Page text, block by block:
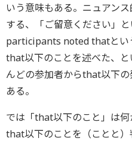
いう意味もある。ニュアン
する、「ご留意ください」
participants noted thatと
that以下のことを述べた、
んどの参加者からthat以下
ある。
では「that以下のこと」は何
that以下のことを（ことと